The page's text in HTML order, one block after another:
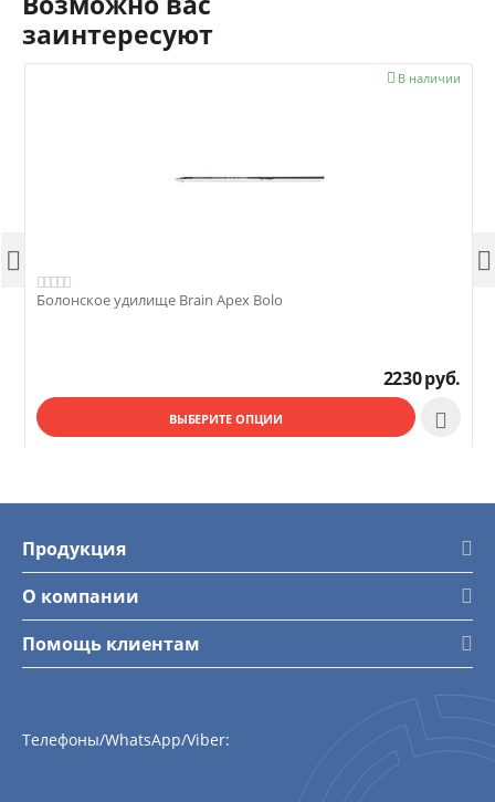
заинтересуют
В наличии

Болонское удилище Brain Apex Bolo
2230руб.
ВЫБЕРИТЕ ОПЦИИ 
 
Продукция
О компании
Помощь клиентам
Телефоны/WhatsApp/Viber: